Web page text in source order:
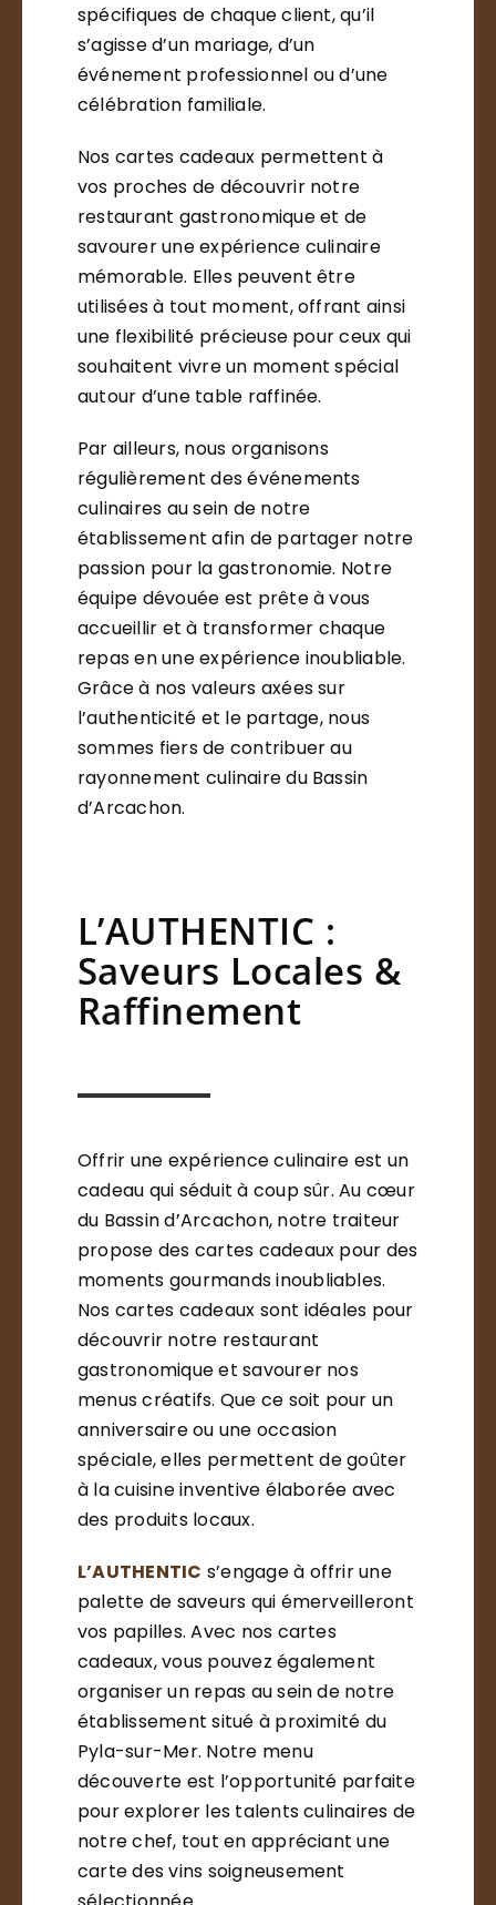
spécifiques de chaque client, qu’il
s’agisse d’un mariage, d’un
événement professionnel ou d’une
célébration familiale.
Nos cartes cadeaux permettent à
vos proches de découvrir notre
restaurant gastronomique et de
savourer une expérience culinaire
mémorable. Elles peuvent être
utilisées à tout moment, offrant ainsi
une flexibilité précieuse pour ceux qui
souhaitent vivre un moment spécial
autour d’une table raffinée.
Par ailleurs, nous organisons
régulièrement des événements
culinaires au sein de notre
établissement afin de partager notre
passion pour la gastronomie. Notre
équipe dévouée est prête à vous
accueillir et à transformer chaque
repas en une expérience inoubliable.
Grâce à nos valeurs axées sur
l’authenticité et le partage, nous
sommes fiers de contribuer au
rayonnement culinaire du Bassin
d’Arcachon.
L’AUTHENTIC :
Saveurs Locales &
Raffinement
Offrir une expérience culinaire est un
cadeau qui séduit à coup sûr. Au cœur
du Bassin d’Arcachon, notre traiteur
propose des cartes cadeaux pour des
moments gourmands inoubliables.
Nos cartes cadeaux sont idéales pour
découvrir notre restaurant
gastronomique et savourer nos
menus créatifs. Que ce soit pour un
anniversaire ou une occasion
spéciale, elles permettent de goûter
à la cuisine inventive élaborée avec
des produits locaux.
L’AUTHENTIC s’engage à offrir une
palette de saveurs qui émerveilleront
vos papilles. Avec nos cartes
cadeaux, vous pouvez également
organiser un repas au sein de notre
établissement situé à proximité du
Pyla-sur-Mer. Notre menu
découverte est l’opportunité parfaite
pour explorer les talents culinaires de
notre chef, tout en appréciant une
carte des vins soigneusement